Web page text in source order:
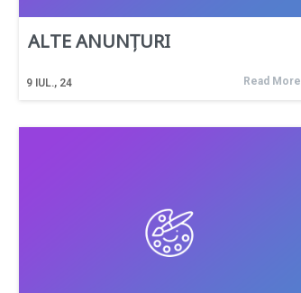
ALTE ANUNȚURI
9 IUL., 24 Read More